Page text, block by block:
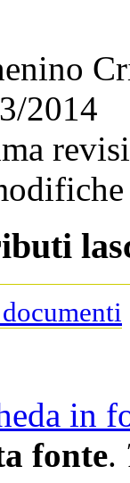
2014
in
fonte.